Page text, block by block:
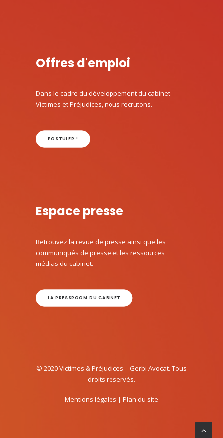
Offres d'emploi
Dans le cadre du développement du cabinet
Victimes et Préjudices, nous recrutons.
POSTULER !
Espace presse
Retrouvez la revue de presse ainsi que les
communiqués de presse et les ressources
médias du cabinet.
LA PRESSROOM DU CABINET
© 2020 Victimes & Préjudices – Gerbi Avocat. Tous
droits réservés.
Mentions légales | Plan du site